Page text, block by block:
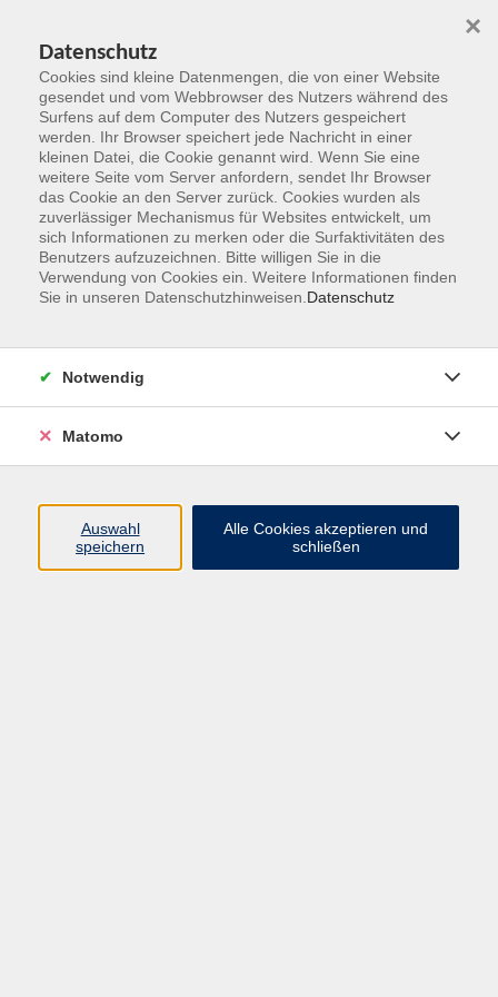
Zum Hauptinhalt springen
Der Kurs konnte nicht gefunden werden.
Erich-Kästner-Str. 5
65232 Taunusstein
info@vhs-rtk.de
Tel: 06128-92770
Datenschutz
Cookies sind kleine Datenmengen, die von einer Website
gesendet und vom Webbrowser des Nutzers während des
Surfens auf dem Computer des Nutzers gespeichert
werden. Ihr Browser speichert jede Nachricht in einer
kleinen Datei, die Cookie genannt wird. Wenn Sie eine
weitere Seite vom Server anfordern, sendet Ihr Browser
das Cookie an den Server zurück. Cookies wurden als
zuverlässiger Mechanismus für Websites entwickelt, um
sich Informationen zu merken oder die Surfaktivitäten des
Benutzers aufzuzeichnen. Bitte willigen Sie in die
Verwendung von Cookies ein. Weitere Informationen finden
Sie in unseren Datenschutzhinweisen. Datenschutz
×
Notwendig
Matomo
Auswahl
speichern
Alle Cookies akzeptieren und
schließen